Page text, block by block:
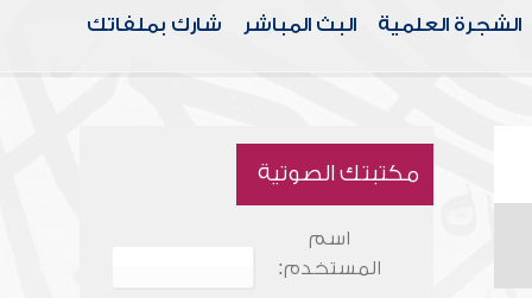
الشجرة العلمية البث المباشر شارك بملفاتك
مكتبتك الصوتية
اسم
المستخدم: